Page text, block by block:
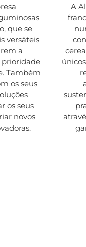
que se
versáteis
a
prioridade
Também
os seus
os seus
novos
A